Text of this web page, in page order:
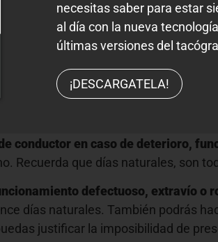
en caso de deterioro o
tienes obligación de
competente?
por un lado, posibilita que te
conductor en caso de deterioro,
Recuerda que días naturales, son
defectuoso, extravío o
días naturales. También podrás
justificar la imposibilidad de
necesitas saber para estar
al día con la nueva
últimas versiones del
¡DESCARGATELA!